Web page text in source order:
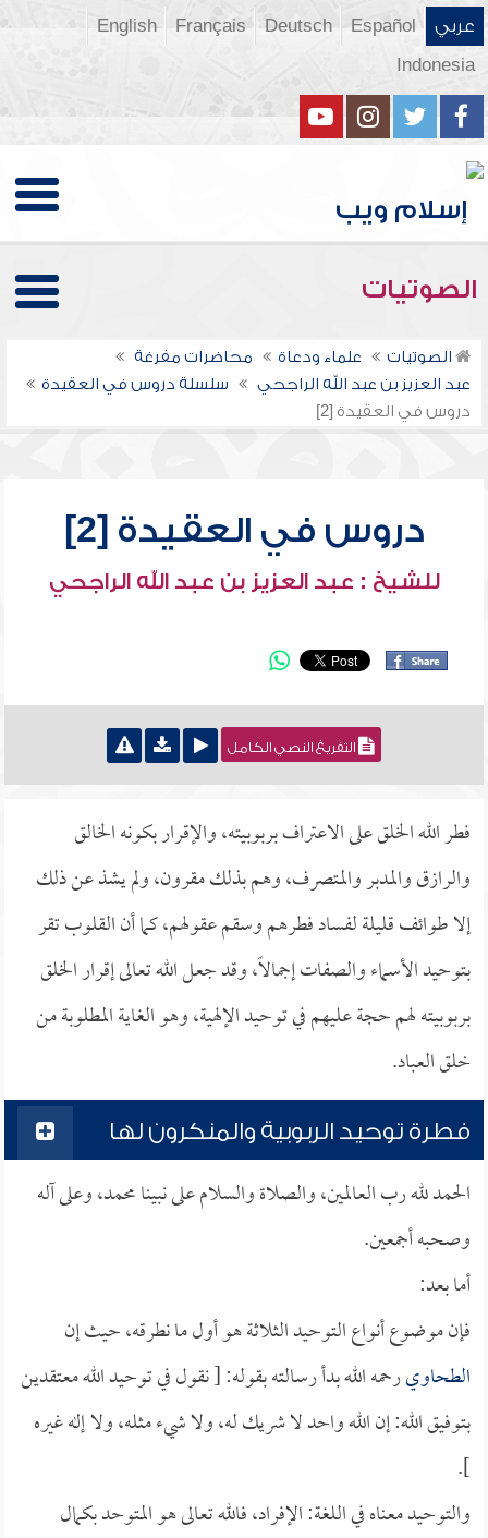
عربي Español
Deutsch
Français
English
Indonesia
الصوتيات
الصوتيات علماء ودعاة
محاضرات مفرغة
عبد العزيز بن عبد الله الراجحي
سلسلة دروس في العقيدة
دروس في العقيدة [2]
دروس في العقيدة [2]
للشيخ : عبد العزيز بن عبد الله الراجحي
التفريغ النصي الكامل
فطر الله الخلق على الاعتراف بربوبيته، والإقرار بكونه الخالق
والرازق والمدبر والمتصرف، وهم بذلك مقرون، ولم يشذ عن ذلك
إلا طوائف قليلة لفساد فطرهم وسقم عقولهم، كما أن القلوب تقر
بتوحيد الأسماء والصفات إجمالاً، وقد جعل الله تعالى إقرار الخلق
بربوبيته لهم حجة عليهم في توحيد الإلهية، وهو الغاية المطلوبة من
خلق العباد.
فطرة توحيد الربوبية والمنكرون لها
الحمد لله رب العالمين، والصلاة والسلام على نبينا محمد، وعلى آله
وصحبه أجمعين.
أما بعد:
فإن موضوع أنواع التوحيد الثلاثة هو أول ما نطرقه، حيث إن
الطحاويرحمه الله بدأ رسالته بقوله: [ نقول في توحيد الله معتقدين
بتوفيق الله: إن الله واحد لا شريك له، ولا شيء مثله، ولا إله غيره
].
والتوحيد معناه في اللغة: الإفراد، فالله تعالى هو المتوحد بكمال